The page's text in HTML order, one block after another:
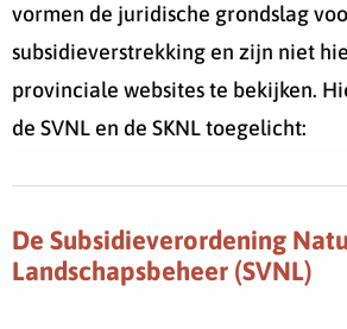
vormen de juridische grondslag
subsidieverstrekking en zijn niet
provinciale websites te bekijken.
de SVNL en de SKNL toegelicht:
De Subsidieverordening
Landschapsbeheer (SVNL)